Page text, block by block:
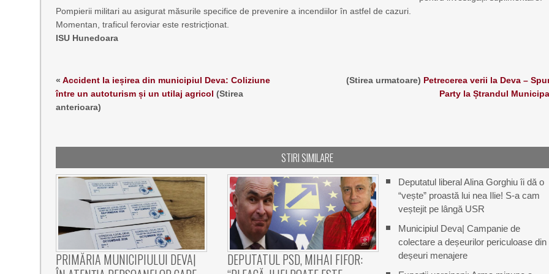
Pompierii militari au asigurat măsurile specifice de prevenire a incendiilor în astfel de cazuri.
Momentan, traficul feroviar este restricționat.
ISU Hunedoara
«Accident la ieșirea din municipiul Deva: Coliziune
între un autoturism și un utilaj agricol (Stirea
anterioara)
(Stirea urmatoare) Petrecerea verii la Deva –
Party la Ștrandul
STIRI SIMILARE
PRIMĂRIA MUNICIPIULUI DEVA|
DEPUTATUL PSD, MIHAI FIFOR:
Deputatul liberal Alina Gorghiu îi dă o
“vește” proastă lui nea Ilie! S-a cam
veștejit pe lângă USR
Municipiul Deva| Campanie de
colectare a deșeurilor periculoase din
deșeuri menajere